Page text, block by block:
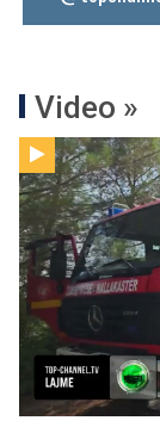
Video »